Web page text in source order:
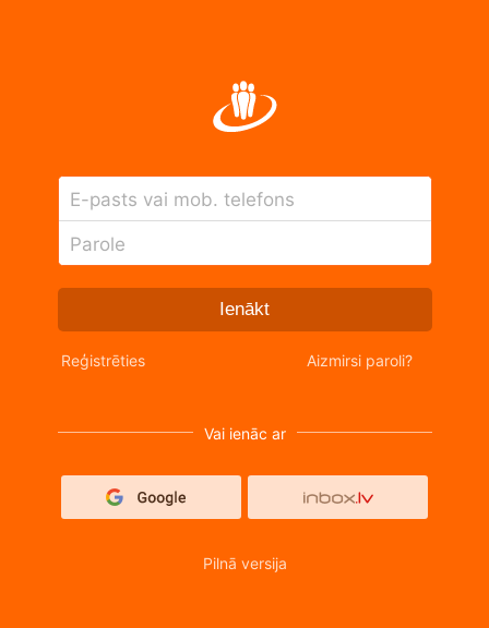
E-pasts vai mob. telefons
Parole
Ienākt
Reģistrēties Aizmirsi paroli?
Vai ienāc ar
Pilnā versija